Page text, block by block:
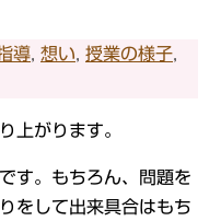
導 ,想い ,授業の様子
上がります。
す。もちろん、問題を
をして出来具合はもち